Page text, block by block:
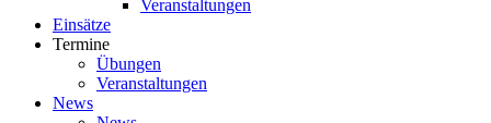
Veranstaltungen
Einsätze
Termine
Übungen
Veranstaltungen
News